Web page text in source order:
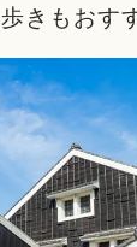
きもおす